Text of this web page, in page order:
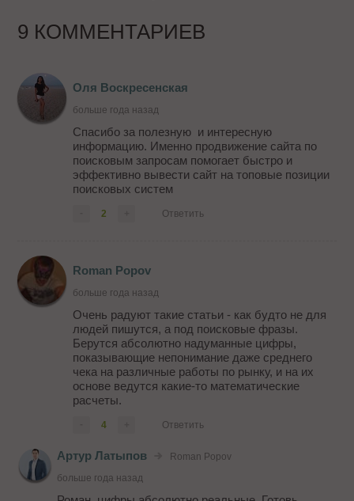
9 КОММЕНТАРИЕВ
Оля Воскресенская
больше года назад
Спасибо за полезную и интересную
информацию. Именно продвижение сайта по
поисковым запросам помогает быстро и
эффективно вывести сайт на топовые позиции
поисковых систем
2 Ответить
Roman Popov
больше года назад
Очень радуют такие статьи - как будто не для
людей пишутся, а под поисковые фразы.
Берутся абсолютно надуманные цифры,
показывающие непонимание даже среднего
чека на различные работы по рынку, и на их
основе ведутся какие-то математические
расчеты.
4 Ответить
Артур Латыпов
Roman Popov
больше года назад